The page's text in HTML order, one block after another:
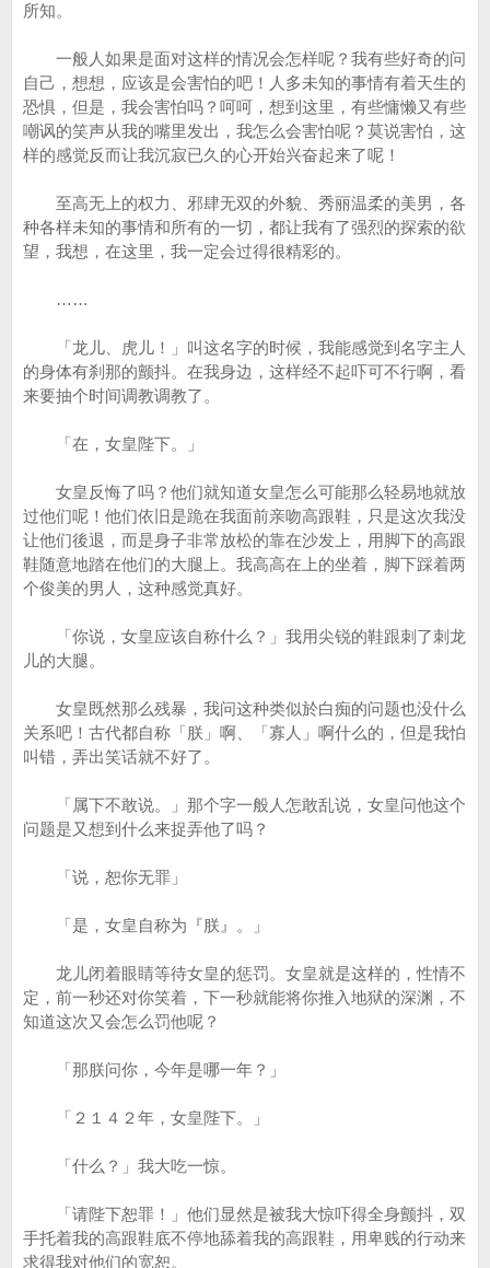
所知。
一般人如果是面对这样的情况会怎样呢？我有些好奇的问
自己，想想，应该是会害怕的吧！人多未知的事情有着天生的
恐惧，但是，我会害怕吗？呵呵，想到这里，有些慵懒又有些
嘲讽的笑声从我的嘴里发出，我怎么会害怕呢？莫说害怕，这
样的感觉反而让我沉寂已久的心开始兴奋起来了呢！
至高无上的权力、邪肆无双的外貌、秀丽温柔的美男，各
种各样未知的事情和所有的一切，都让我有了强烈的探索的欲
望，我想，在这里，我一定会过得很精彩的。
……
「龙儿、虎儿！」叫这名字的时候，我能感觉到名字主人
的身体有刹那的颤抖。在我身边，这样经不起吓可不行啊，看
来要抽个时间调教调教了。
「在，女皇陛下。」
女皇反悔了吗？他们就知道女皇怎么可能那么轻易地就放
过他们呢！他们依旧是跪在我面前亲吻高跟鞋，只是这次我没
让他们後退，而是身子非常放松的靠在沙发上，用脚下的高跟
鞋随意地踏在他们的大腿上。我高高在上的坐着，脚下踩着两
个俊美的男人，这种感觉真好。
「你说，女皇应该自称什么？」我用尖锐的鞋跟刺了刺龙
儿的大腿。
女皇既然那么残暴，我问这种类似於白痴的问题也没什么
关系吧！古代都自称「朕」啊、「寡人」啊什么的，但是我怕
叫错，弄出笑话就不好了。
「属下不敢说。」那个字一般人怎敢乱说，女皇问他这个
问题是又想到什么来捉弄他了吗？
「说，恕你无罪」
「是，女皇自称为『朕』。」
龙儿闭着眼睛等待女皇的惩罚。女皇就是这样的，性情不
定，前一秒还对你笑着，下一秒就能将你推入地狱的深渊，不
知道这次又会怎么罚他呢？
「那朕问你，今年是哪一年？」
「２１４２年，女皇陛下。」
「什么？」我大吃一惊。
「请陛下恕罪！」他们显然是被我大惊吓得全身颤抖，双
手托着我的高跟鞋底不停地舔着我的高跟鞋，用卑贱的行动来
求得我对他们的宽恕。